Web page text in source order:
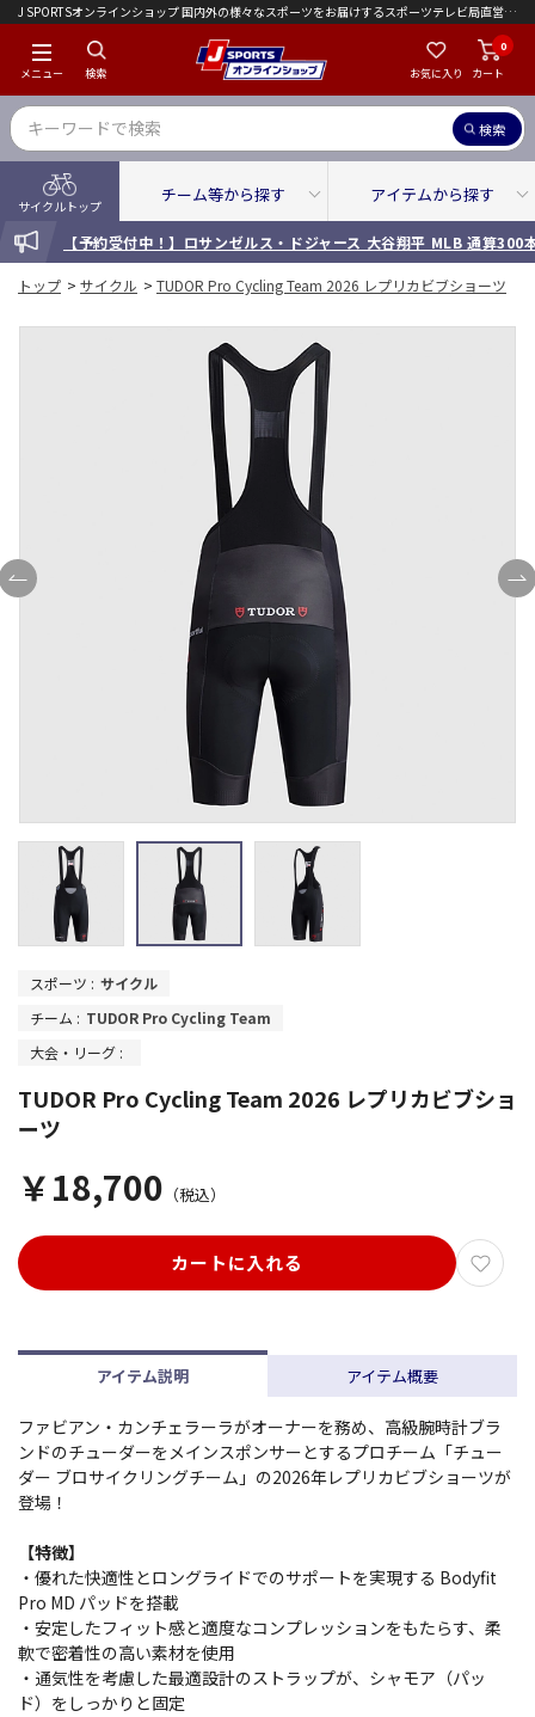
J SPORTSオンラインショップ 国内外の様々なスポーツをお届けするスポーツテレビ局直営店｜会員限定初回ご注文送料無料キャンペーン実施中！
メニュー 検索 お気に入り カート
0
検索
サイクルトップ
チーム等から探す
アイテムから探す
INFORMATION【予約受付中！】ロサンゼルス・ドジャース 大谷翔平 MLB 通算300
トップ > サイクル > TUDOR Pro Cycling Team 2026 レプリカビブショーツ
スポーツ : サイクル
チーム : TUDOR Pro Cycling Team
大会・リーグ :
TUDOR Pro Cycling Team 2026 レプリカビブショ
ーツ
￥18,700 （税込）
カートに入れる
アイテム説明 アイテム概要
ファビアン・カンチェラーラがオーナーを務め、高級腕時計ブラ
ンドのチューダーをメインスポンサーとするプロチーム「チュー
ダー ブロサイクリングチーム」の2026年レプリカビブショーツが
登場！
【特徴】
・優れた快適性とロングライドでのサポートを実現する Bodyfit
Pro MD パッドを搭載
・安定したフィット感と適度なコンプレッションをもたらす、柔
軟で密着性の高い素材を使用
・通気性を考慮した最適設計のストラップが、シャモア（パッ
ド）をしっかりと固定